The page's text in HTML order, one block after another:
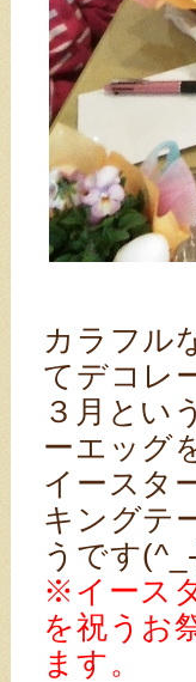
カラフル
てデコレ
３月とい
ーエッグ
イースタ
キングテ
うです
※イース
を祝うお
ます。